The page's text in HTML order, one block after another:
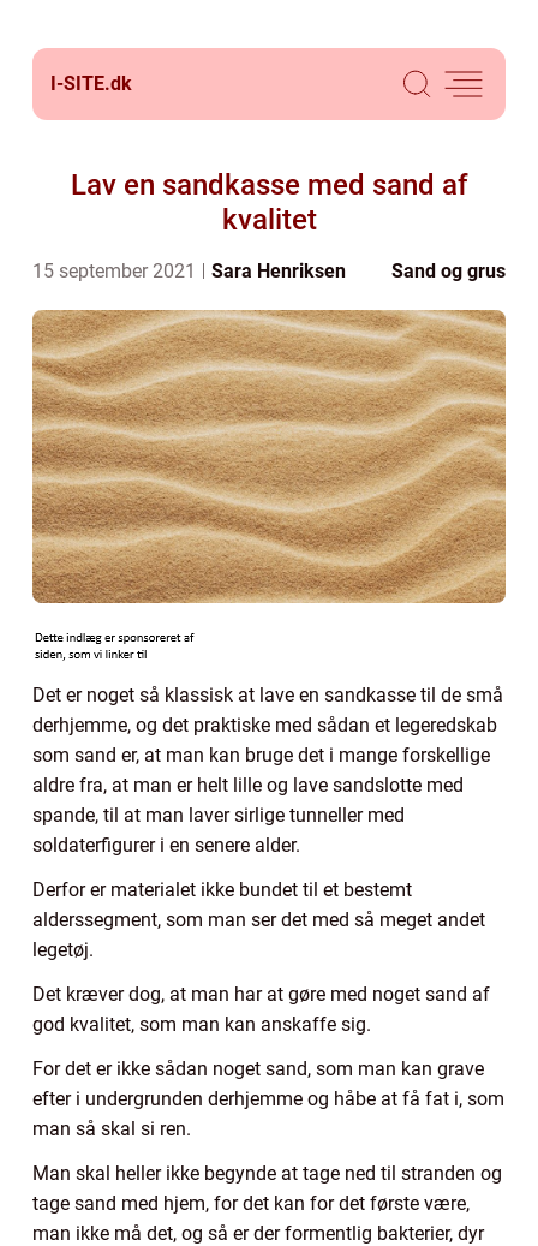
I-SITE.dk
Lav en sandkasse med sand af
kvalitet
15 september 2021 Sara Henriksen Sand og grus
Det er noget så klassisk at lave en sandkasse til de små
derhjemme, og det praktiske med sådan et legeredskab
som sand er, at man kan bruge det i mange forskellige
aldre fra, at man er helt lille og lave sandslotte med
spande, til at man laver sirlige tunneller med
soldaterfigurer i en senere alder.
Derfor er materialet ikke bundet til et bestemt
alderssegment, som man ser det med så meget andet
legetøj.
Det kræver dog, at man har at gøre med noget sand af
god kvalitet, som man kan anskaffe sig.
For det er ikke sådan noget sand, som man kan grave
efter i undergrunden derhjemme og håbe at få fat i, som
man så skal si ren.
Man skal heller ikke begynde at tage ned til stranden og
tage sand med hjem, for det kan for det første være,
man ikke må det, og så er der formentlig bakterier, dyr